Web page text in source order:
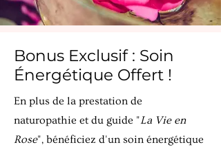
Bonus Exclusif : Soin
Énergétique Offert !
En plus de la prestation de
naturopathie et du guide "La Vie en
Rose", bénéficiez d'un soin énergétique